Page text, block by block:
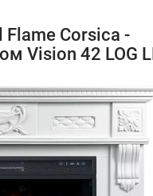
Corsica -
Vision 42 LOG